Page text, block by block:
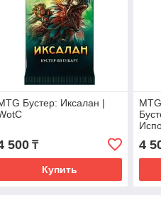
Бустер: Иксалан |
500₸
Купить
4